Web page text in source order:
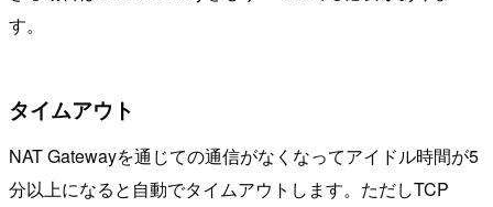
す。
タイムアウト
NAT Gatewayを通じての通信がなくなってアイドル時間が5
分以上になると自動でタイムアウトします。ただしTCP